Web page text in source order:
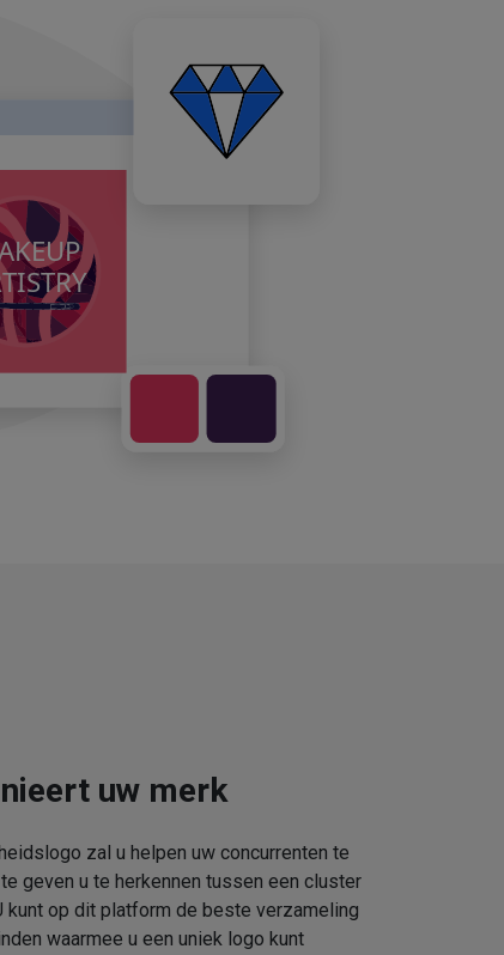
uw merk
zal u helpen uw concurrenten te
geven u te herkennen tussen een cluster
kunt op dit platform de beste verzameling
waarmee u een uniek logo kunt